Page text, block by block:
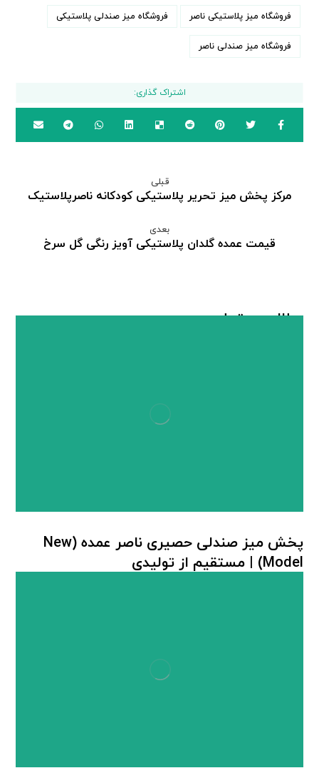
فروشگاه میز پلاستیکی ناصر فروشگاه میز صندلی پلاستیکی
فروشگاه میز صندلی ناصر
قبلی
مرکز پخش میز تحریر پلاستیکی کودکانه ناصرپلاستیک
بعدی
قیمت عمده گلدان پلاستیکی آویز رنگی گل سرخ
مطالب مرتبط ...
پخش میز صندلی حصیری ناصر عمده (New
Model) | مستقیم از تولیدی